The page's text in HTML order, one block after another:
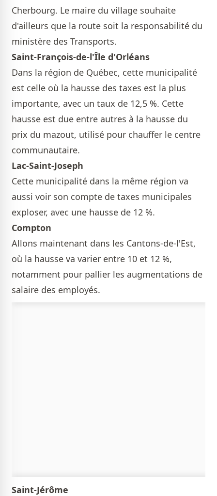
Cherbourg. Le maire du village souhaite
d'ailleurs que la route soit la responsabilité du
ministère des Transports.
Saint-François-de-l'Île d'Orléans
Dans la région de Québec, cette municipalité
est celle où la hausse des taxes est la plus
importante, avec un taux de 12,5 %. Cette
hausse est due entre autres à la hausse du
prix du mazout, utilisé pour chauffer le centre
communautaire.
Lac-Saint-Joseph
Cette municipalité dans la même région va
aussi voir son compte de taxes municipales
exploser, avec une hausse de 12 %.
Compton
Allons maintenant dans les Cantons-de-l'Est,
où la hausse va varier entre 10 et 12 %,
notamment pour pallier les augmentations de
salaire des employés.
Saint-Jérôme